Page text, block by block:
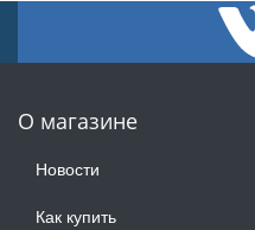
О магазине
Новости
Как купить